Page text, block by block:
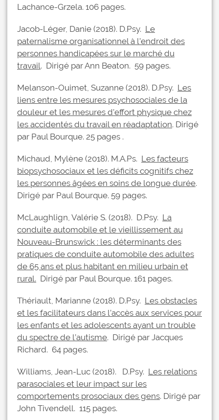
Lachance-Grzela. 106 pages.
Jacob-Léger, Danie (2018). D.Psy. Le
paternalisme organisationnel à l’endroit des
personnes handicapées sur le marché du
travail. Dirigé par Ann Beaton. 59 pages.
Melanson-Ouimet, Suzanne (2018). D.Psy. Les
liens entre les mesures psychosociales de la
douleur et les mesures d’effort physique chez
les accidentés du travail en réadaptation. Dirigé
par Paul Bourque. 25 pages .
Michaud, Mylène (2018). M.A.Ps. Les facteurs
biopsychosociaux et les déficits cognitifs chez
les personnes âgées en soins de longue durée.
Dirigé par Paul Bourque. 59 pages.
McLaughlign, Valérie S. (2018). D.Psy. La
conduite automobile et le vieillissement au
Nouveau-Brunswick : les déterminants des
pratiques de conduite automobile des adultes
de 65 ans et plus habitant en milieu urbain et
rural. Dirigé par Paul Bourque. 161 pages.
Thériault, Marianne (2018). D.Psy. Les obstacles
et les facilitateurs dans l’accès aux services pour
les enfants et les adolescents ayant un trouble
du spectre de l’autisme. Dirigé par Jacques
Richard. 64 pages.
Williams, Jean-Luc (2018). D.Psy. Les relations
parasociales et leur impact sur les
comportements prosociaux des gens. Dirigé par
John Tivendell. 115 pages.